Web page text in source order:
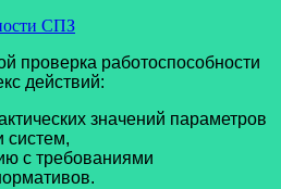
работоспособности
действий:
значений параметров
систем,
с требованиями